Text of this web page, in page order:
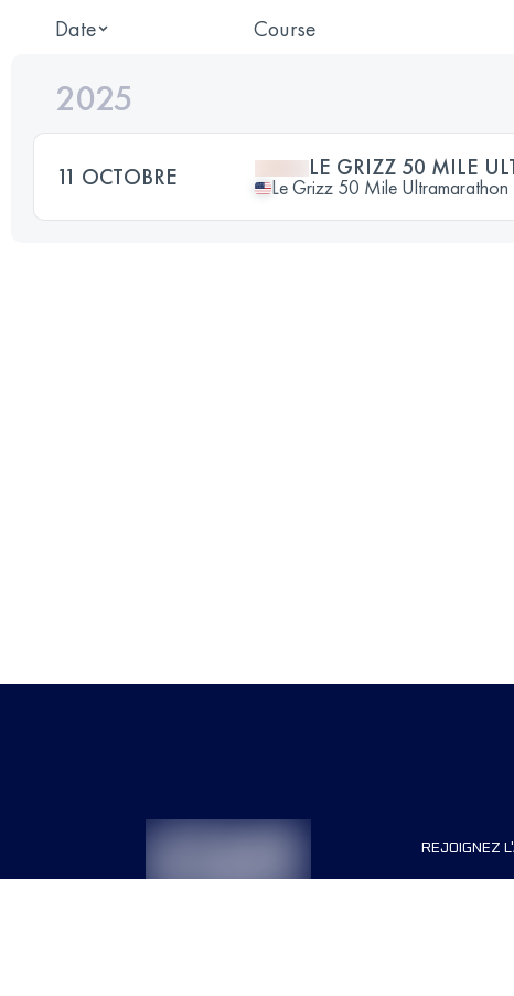
Date Course
2025
11 OCTOBRE LE GRIZZ 50 MILE
Le Grizz 50 Mile Ultramarathon
REJOIGNEZ